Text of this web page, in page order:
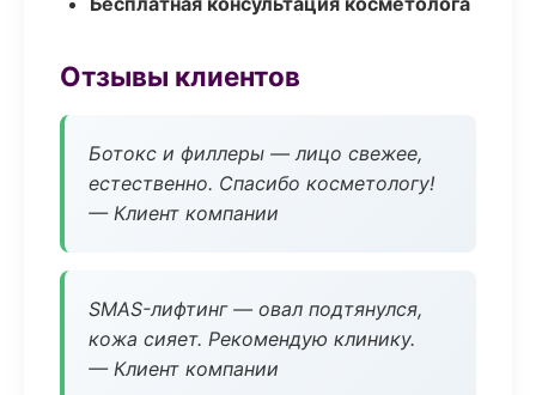
Отзывы клиентов
Ботокс и филлеры — лицо свежее,
естественно. Спасибо косметологу!
— Клиент компании
SMAS-лифтинг — овал подтянулся,
кожа сияет. Рекомендую клинику.
— Клиент компании